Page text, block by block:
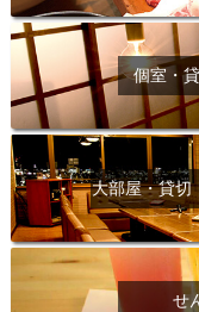
個室・
大部屋・貸切
せ